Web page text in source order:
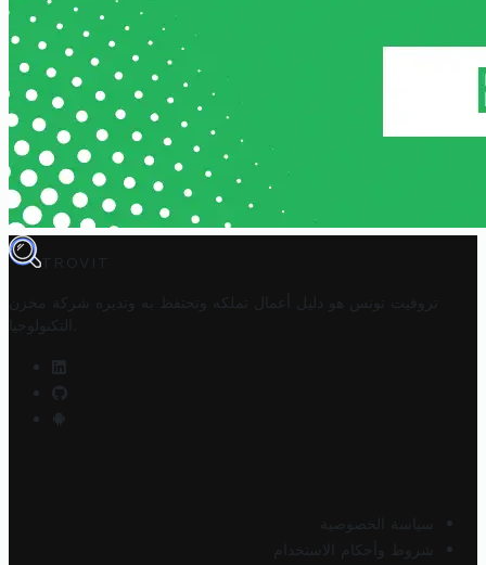
TROVIT
تروفيت تونس هو دليل أعمال تملكه وتحتفظ به وتديره
شركة مخزن
التكنولوجيا
سياسة الخصوصية
شروط وأحكام الاستخدام